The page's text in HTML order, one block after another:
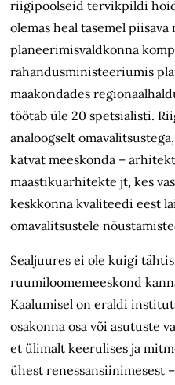
riigipoolseid tervikpildi
olemas heal tasemel piisava
planeerimisvaldkonna
rahandusministeeriumis
maakondades
töötab üle 20 spetsialisti.
analoogselt
katvat meeskonda –
maastikuarhitekte jt, kes
keskkonna kvaliteedi eest
omavalitsustele
Sealjuures ei ole kuigi
ruumiloomemeeskond
Kaalumisel on eraldi
osakonna osa või asutuste
et ülimalt keerulises ja
ühest renessansiinimesest